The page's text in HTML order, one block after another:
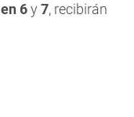
6y 7, recibirán